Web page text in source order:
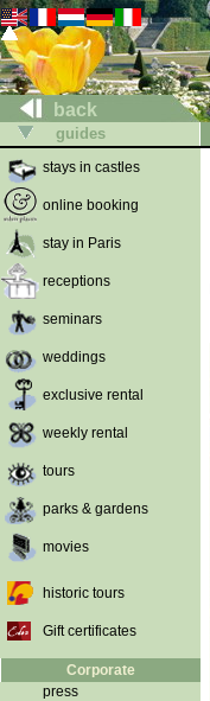
back
guides
stays in castles
online booking
stay in Paris
receptions
seminars
weddings
exclusive rental
weekly rental
tours
parks & gardens
movies
historic tours
Gift certificates
Corporate
press